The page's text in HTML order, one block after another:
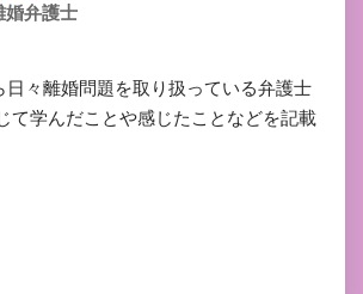
婚弁護士
日々離婚問題を取り扱っている弁護士
て学んだことや感じたことなどを記載